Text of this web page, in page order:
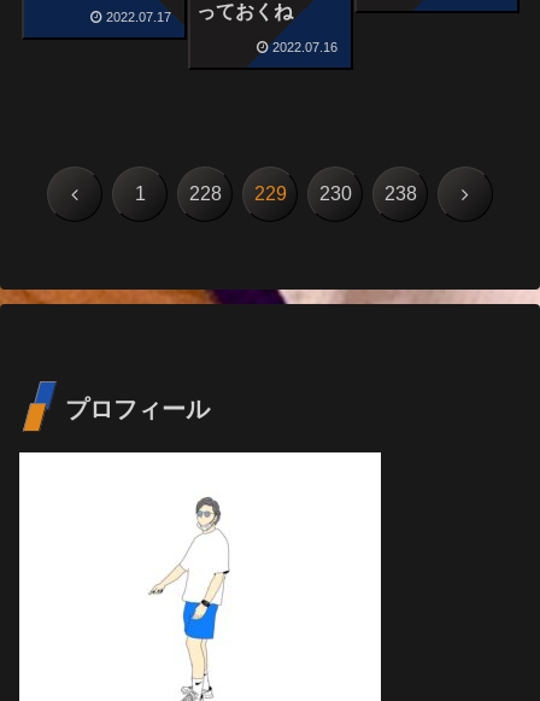
2022.07.17
っておくね
2022.07.16
前 1 228 229 230 238 次
プロフィール